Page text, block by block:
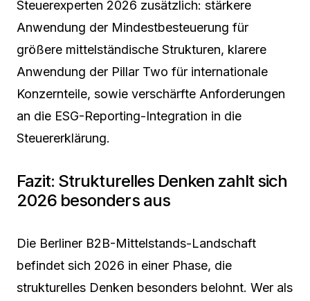
Steuerexperten 2026 zusätzlich: stärkere
Anwendung der Mindestbesteuerung für
größere mittelständische Strukturen, klarere
Anwendung der Pillar Two für internationale
Konzernteile, sowie verschärfte Anforderungen
an die ESG-Reporting-Integration in die
Steuererklärung.
Fazit: Strukturelles Denken zahlt sich
2026 besonders aus
Die Berliner B2B-Mittelstands-Landschaft
befindet sich 2026 in einer Phase, die
strukturelles Denken besonders belohnt. Wer als